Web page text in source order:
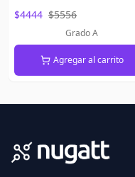
$4444 $5556
Grado A
Agregar al carrito